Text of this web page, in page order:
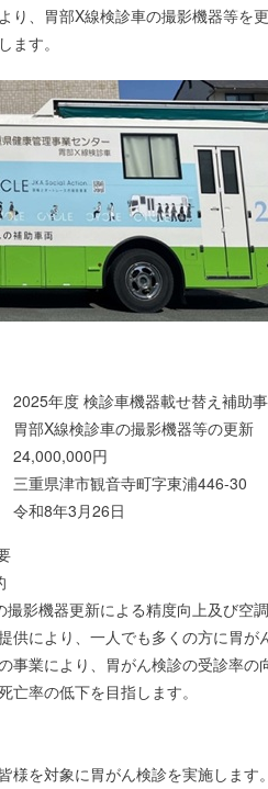
り、胃部X線検診車の撮影機器等を
ます。
度 検診車機器載せ替え補助
X線検診車の撮影機器等の更新
円
津市観音寺町字東浦446-30
和8年3月26日
撮影機器更新による精度向上及び空
供により、一人でも多くの方に胃が
事業により、胃がん検診の受診率
亡率の低下を目指します。
様を対象に胃がん検診を実施します